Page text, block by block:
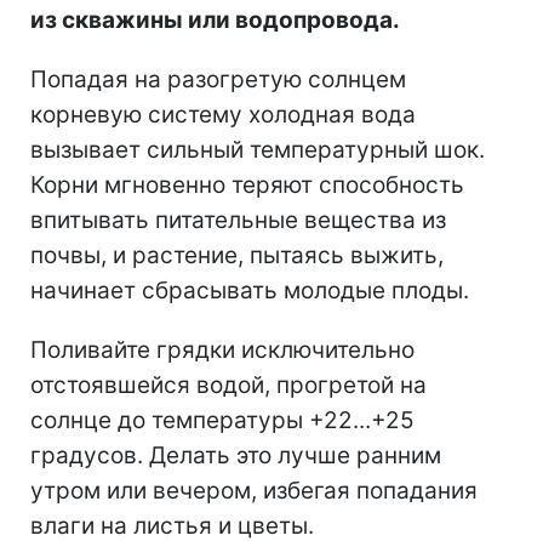
из скважины или водопровода.
Попадая на разогретую солнцем
корневую систему холодная вода
вызывает сильный температурный шок.
Корни мгновенно теряют способность
впитывать питательные вещества из
почвы, и растение, пытаясь выжить,
начинает сбрасывать молодые плоды.
Поливайте грядки исключительно
отстоявшейся водой, прогретой на
солнце до температуры +22...+25
градусов. Делать это лучше ранним
утром или вечером, избегая попадания
влаги на листья и цветы.